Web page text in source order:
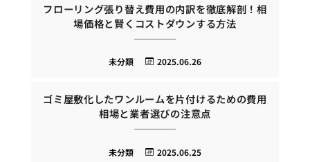
フローリング張り替え費用の内訳を徹底解剖！相
場価格と賢くコストダウンする方法
2025.06.26
未分類
ゴミ屋敷化したワンルームを片付けるための費用
相場と業者選びの注意点
2025.06.25
未分類